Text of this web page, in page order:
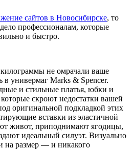
сайтов в Новосибирске, то
профессионалам, которые
и быстро.
не омрачали ваше
в универмаг Marks & Spencer.
и стильные платья, юбки и
скроют недостатки вашей
оригинальной подкладкой этих
вставки из эластичной
живот, приподнимают ягодицы,
идеальный силуэт. Визуально
на размер — и никакого